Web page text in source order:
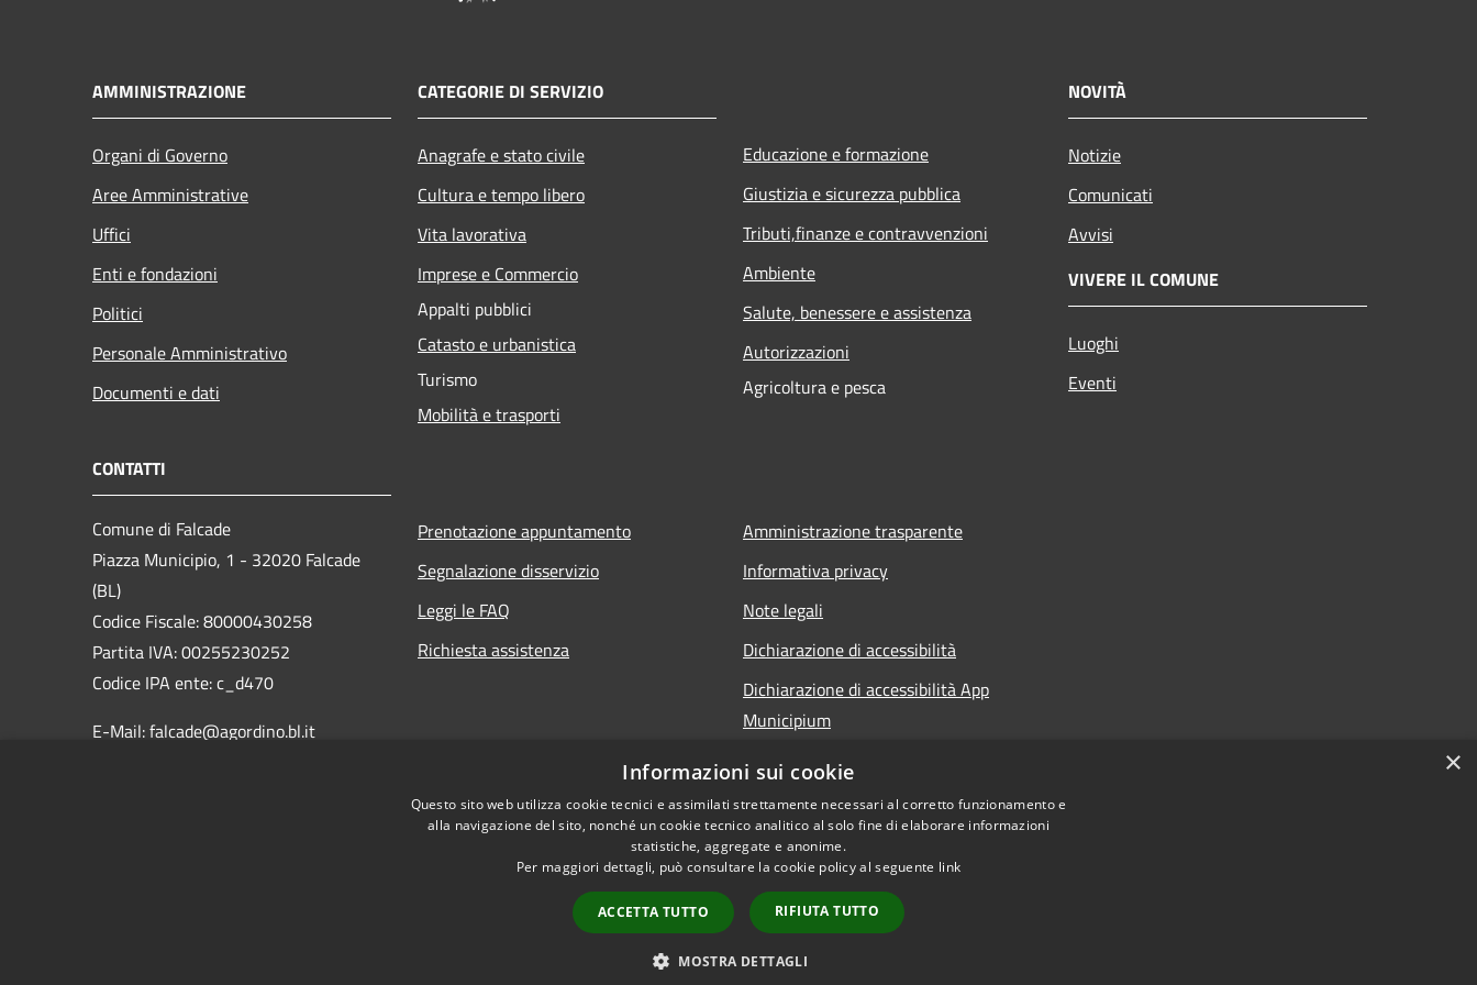
AMMINISTRAZIONE
Organi di Governo
Aree Amministrative
Uffici
Enti e fondazioni
Politici
Personale Amministrativo
Documenti e dati
CATEGORIE DI SERVIZIO
Anagrafe e stato civile
Cultura e tempo libero
Vita lavorativa
Imprese e Commercio
Appalti pubblici
Catasto e urbanistica
Turismo
Mobilità e trasporti
Educazione e formazione
Giustizia e sicurezza pubblica
Tributi,finanze e contravvenzioni
Ambiente
Salute, benessere e assistenza
Autorizzazioni
Agricoltura e pesca
NOVITÀ
Notizie
Comunicati
Avvisi
VIVERE IL COMUNE
Luoghi
Eventi
CONTATTI
Comune di Falcade
Piazza Municipio, 1 - 32020 Falcade
(BL)
Codice Fiscale: 80000430258
Partita IVA: 00255230252
Codice IPA ente: c_d470
E-Mail: falcade@agordino.bl.it
Prenotazione appuntamento
Segnalazione disservizio
Leggi le FAQ
Richiesta assistenza
Amministrazione trasparente
Informativa privacy
Note legali
Dichiarazione di accessibilità
Dichiarazione di accessibilità App
Municipium
Copyright © 2026 • Comune di Falcade • Powered by
×
Informazioni sui cookie
Questo sito web utilizza cookie tecnici e assimilati strettamente necessari al corretto funzionamento e
alla navigazione del sito, nonché un cookie tecnico analitico al solo fine di elaborare informazioni
statistiche, aggregate e anonime.
Per maggiori dettagli, può consultare la cookie policy al seguente link
ACCETTA TUTTO RIFIUTA TUTTO
MOSTRA DETTAGLI